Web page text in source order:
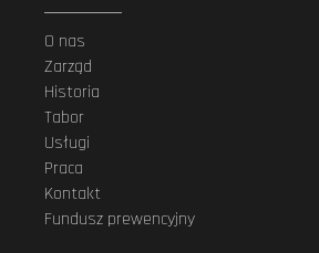
O nas
Zarząd
Historia
Tabor
Usługi
Praca
Kontakt
Fundusz prewencyjny